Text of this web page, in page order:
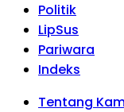
Politik
LipSus
Pariwara
Indeks
Tentang